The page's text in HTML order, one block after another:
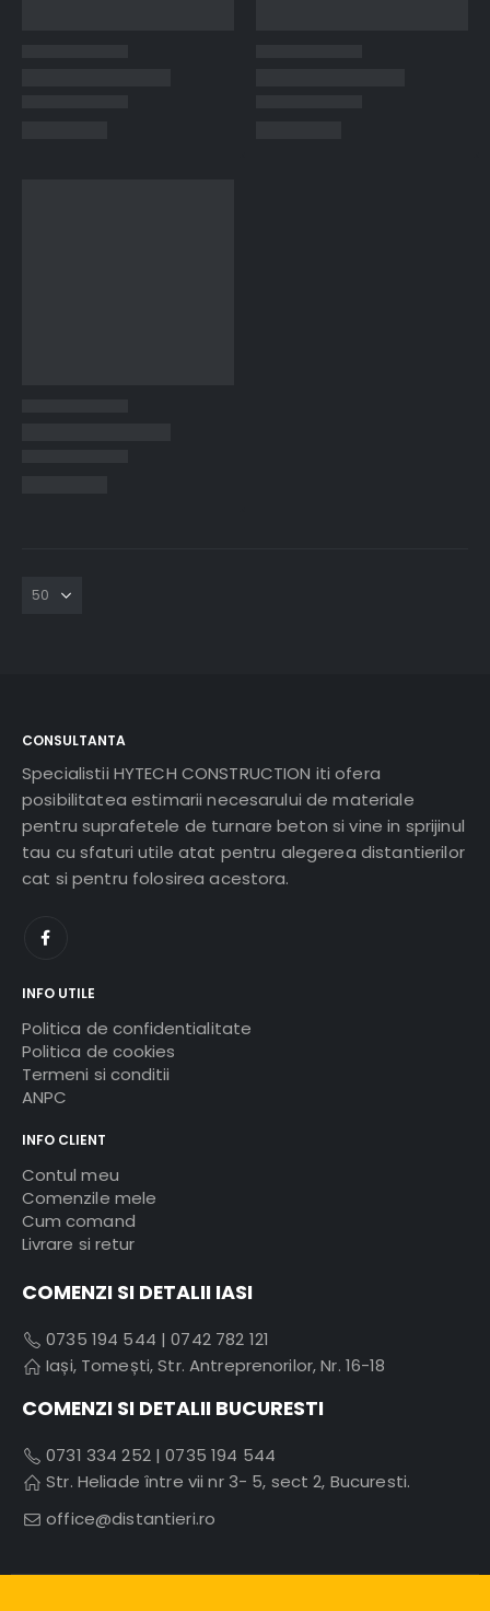
CONSULTANTA
Specialistii HYTECH CONSTRUCTION iti ofera
posibilitatea estimarii necesarului de materiale
pentru suprafetele de turnare beton si vine in sprijinul
tau cu sfaturi utile atat pentru alegerea distantierilor
cat si pentru folosirea acestora.
INFO UTILE
Politica de confidentialitate
Politica de cookies
Termeni si conditii
ANPC
INFO CLIENT
Contul meu
Comenzile mele
Cum comand
Livrare si retur
COMENZI SI DETALII IASI
0735 194 544 |0742 782 121
Iași, Tomești, Str. Antreprenorilor, Nr. 16-18
COMENZI SI DETALII BUCURESTI
0731 334 252|0735 194 544
Str. Heliade între vii nr 3- 5, sect 2, Bucuresti.
office@distantieri.ro